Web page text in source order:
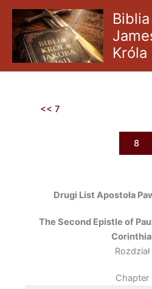
Skip
content
<< 7
8
Drugi List Apostoła
The Second Epistle of
Rozdział
Chapter